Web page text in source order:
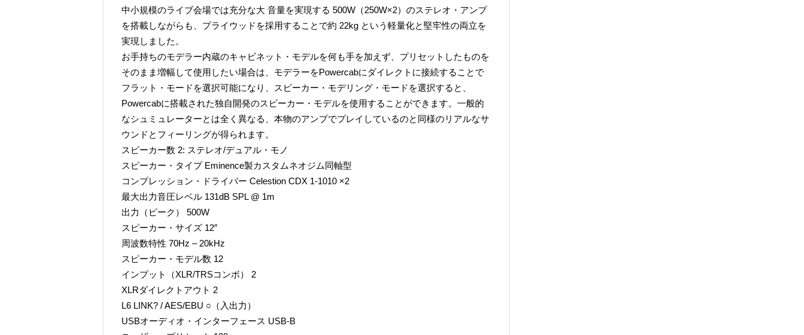
中小規模のライブ会場では充分な大 音量を実現する 500W（250W×2）のステレオ・アンプ
を搭載しながらも、プライウッドを採用することで約 22kg という軽量化と堅牢性の両立を
実現しました。
お手持ちのモデラー内蔵のキャビネット・モデルを何も手を加えず、プリセットしたものを
そのまま増幅して使用したい場合は、モデラーをPowercabにダイレクトに接続することで
フラット・モードを選択可能になり、スピーカー・モデリング・モードを選択すると、
Powercabに搭載された独自開発のスピーカー・モデルを使用することができます。一般的
なシュミュレーターとは全く異なる、本物のアンプでプレイしているのと同様のリアルなサ
ウンドとフィーリングが得られます。
スピーカー数 2: ステレオ/デュアル・モノ
スピーカー・タイプ Eminence製カスタムネオジム同軸型
コンプレッション・ドライバー Celestion CDX 1-1010 ×2
最大出力音圧レベル 131dB SPL @ 1m
出力（ピーク） 500W
スピーカー・サイズ 12″
周波数特性 70Hz – 20kHz
スピーカー・モデル数 12
インプット（XLR/TRSコンボ） 2
XLRダイレクトアウト 2
L6 LINK? / AES/EBU ○（入出力）
USBオーディオ・インターフェース USB-B